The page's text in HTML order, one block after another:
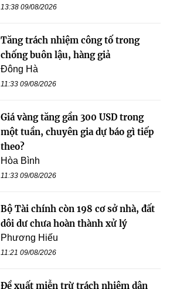
13:38 09/08/2026
Tăng trách nhiệm công tố trong
chống buôn lậu, hàng giả
Đông Hà
11:33 09/08/2026
Giá vàng tăng gần 300 USD trong
một tuần, chuyên gia dự báo gì tiếp
theo?
Hòa Bình
11:33 09/08/2026
Bộ Tài chính còn 198 cơ sở nhà, đất
dôi dư chưa hoàn thành xử lý
Phương Hiếu
11:21 09/08/2026
Đề xuất miễn trừ trách nhiệm dân